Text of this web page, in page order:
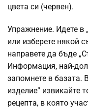
цвета си (червен).
Упражнение. Идете в
или изберете някой
направете да бъде
Информация, най-
запомнете в базата.
изделие” извикайте
рецепта, в която